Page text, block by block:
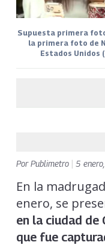
Supuesta primera
la primera foto de
Estados Unidos
PorPublimetro 5
En la
enero, se
en la ciudad de
que fue